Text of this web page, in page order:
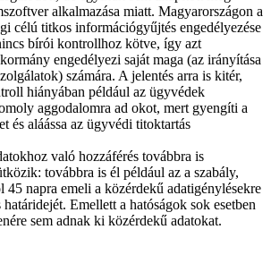
alkalmazása miatt. Magyarországon a
célú titkos információgyűjtés engedélyezése
bírói kontrollhoz kötve, így azt
engedélyezi saját maga (az irányítása
számára. A jelentés arra is kitér,
hiányában például az ügyvédek
aggodalomra ad okot, mert gyengíti a
és aláássa az ügyvédi titoktartás
való hozzáférés továbbra is
továbbra is él például az a szabály,
45 napra emeli a közérdekű adatigénylésekre
határidejét. Emellett a hatóságok sok esetben
sem adnak ki közérdekű adatokat.